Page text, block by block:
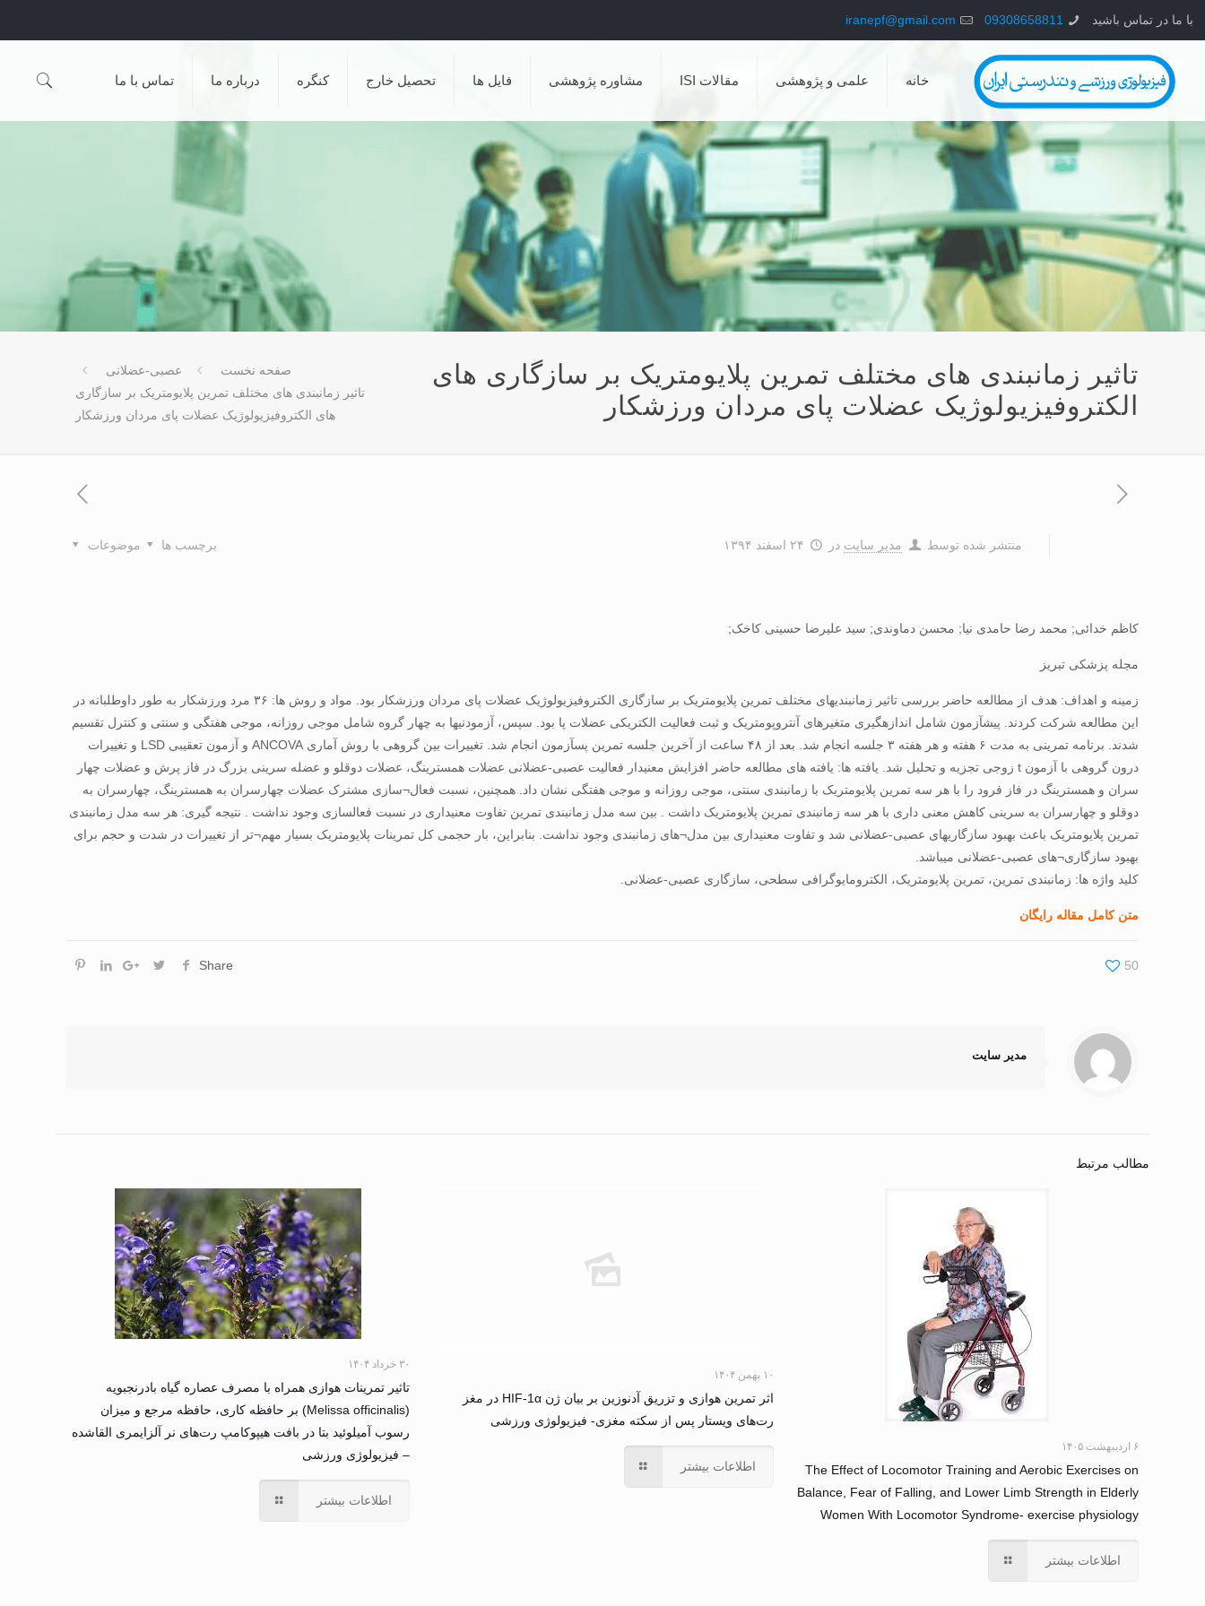
با ما در تماس باشید 09308658811
iranepf@gmail.com
خانه علمی و پژوهشی مقالات ISI مشاوره پژوهشی فایل ها تحصیل خارج کنگره درباره ما تماس با ما
تاثیر زمانبندی های مختلف تمرین پلایومتریک بر سازگاری های
الکتروفیزیولوژیک عضلات پای مردان ورزشکار
صفحه نخست
عصبی-عضلانی
تاثیر زمانبندی های مختلف تمرین پلایومتریک بر سازگاری
های الکتروفیزیولوژیک عضلات پای مردان ورزشکار
منتشر شده توسط مدیر سایت در ۲۴ اسفند ۱۳۹۴ موضوعات برچسب ها
کاظم خدائی; محمد رضا حامدی نیا; محسن دماوندی; سید علیرضا حسینی کاخک;
مجله پزشکی تبریز
زمینه و اهداف: هدف از مطالعه حاضر بررسی تاثیر زمانبندیهای مختلف تمرین پلایومتریک بر سازگاری الکتروفیزیولوژیک عضلات پای مردان ورزشکار بود. مواد و روش ها: ۳۶ مرد ورزشکار به طور داوطلبانه در
این مطالعه شرکت کردند. پیشآزمون شامل اندازهگیری متغیرهای آنتروپومتریک و ثبت فعالیت الکتریکی عضلات پا بود. سپس، آزمودنیها به چهار گروه شامل موجی روزانه، موجی هفتگی و سنتی و کنترل تقسیم
شدند. برنامه تمرینی به مدت ۶ هفته و هر هفته ۳ جلسه انجام شد. بعد از ۴۸ ساعت از آخرین جلسه تمرین پسآزمون انجام شد. تغییرات بین گروهی با روش آماری ANCOVA و آزمون تعقیبی LSD و تغییرات
درون گروهی با آزمون t زوجی تجزیه و تحلیل شد. یافته ها: یافته های مطالعه حاضر افزایش معنیدار فعالیت عصبی-عضلانی عضلات همسترینگ، عضلات دوقلو و عضله سرینی بزرگ در فاز پرش و عضلات چهار
سران و همسترینگ در فاز فرود را با هر سه تمرین پلایومتریک با زمانبندی سنتی، موجی روزانه و موجی هفتگی نشان داد. همچنین، نسبت فعال¬سازی مشترک عضلات چهارسران به همسترینگ، چهارسران به
دوقلو و چهارسران به سرینی کاهش معنی داری با هر سه زمانبندی تمرین پلایومتریک داشت . بین سه مدل زمانبندی تمرین تفاوت معنیداری در نسبت فعالسازی وجود نداشت . نتیجه گیری: هر سه مدل زمانبندی
تمرین پلایومتریک باعث بهبود سازگاریهای عصبی-عضلانی شد و تفاوت معنیداری بین مدل¬های زمانبندی وجود نداشت. بنابراین، بار حجمی کل تمرینات پلایومتریک بسیار مهم¬تر از تغییرات در شدت و حجم برای
بهبود سازگاری¬های عصبی-عضلانی میباشد.
کلید واژه ها: زمانبندی تمرین، تمرین پلایومتریک، الکترومایوگرافی سطحی، سازگاری عصبی-عضلانی.
متن کامل مقاله رایگان
Share 50
مدیر سایت
مطالب مرتبط
۶ اردیبهشت ۱۴۰۵
The Effect of Locomotor Training and Aerobic Exercises on
Balance, Fear of Falling, and Lower Limb Strength in Elderly
Women With Locomotor Syndrome- exercise physiology
اطلاعات بیشتر
۱۰ بهمن ۱۴۰۴
اثر تمرین هوازی و تزریق آدنوزین بر بیان ژن HIF-1α در مغز
رت‌های ویستار پس از سکته مغزی- فیزیولوژی ورزشی
اطلاعات بیشتر
۳۰ خرداد ۱۴۰۴
تاثیر تمرینات هوازی همراه با مصرف عصاره گیاه بادرنجبویه
(Melissa officinalis) بر حافظه کاری، حافظه مرجع و میزان
رسوب آمیلوئید بتا در بافت هیپوکامپ رت‌های نر آلزایمری القاشده
– فیزیولوژی ورزشی
اطلاعات بیشتر